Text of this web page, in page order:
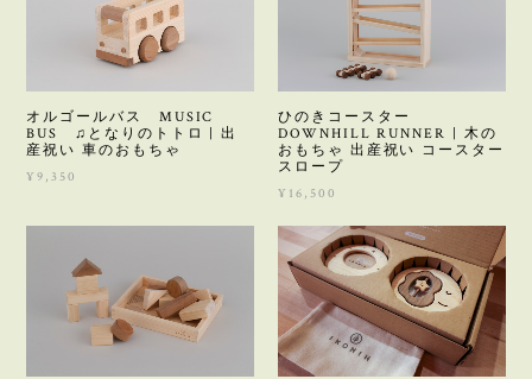
オルゴールバス MUSIC
BUS ♫となりのトトロ | 出
産祝い 車のおもちゃ
¥9,350
ひのきコースター
DOWNHILL RUNNER | 木の
おもちゃ 出産祝い コースター
スロープ
¥16,500